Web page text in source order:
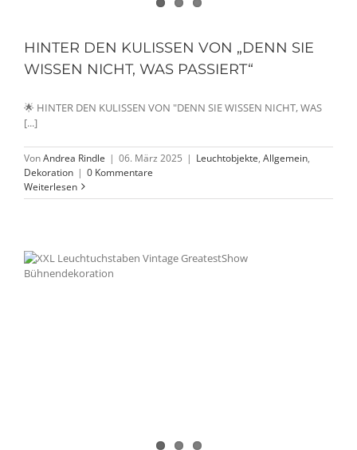
HINTER DEN KULISSEN VON „DENN SIE
WISSEN NICHT, WAS PASSIERT“
🌟 HINTER DEN KULISSEN VON "DENN SIE WISSEN NICHT, WAS
[...]
VonAndrea Rindle | 06. März 2025 | Leuchtobjekte, Allgemein,
Dekoration | 0 Kommentare
Weiterlesen